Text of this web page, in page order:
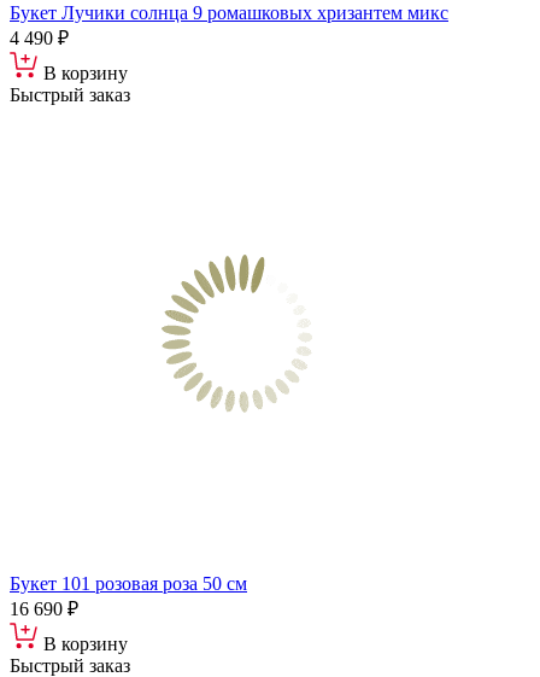
Букет Лучики солнца 9 ромашковых хризантем микс
4 490 ₽
В корзину
Быстрый заказ
Букет 101 розовая роза 50 см
16 690 ₽
В корзину
Быстрый заказ